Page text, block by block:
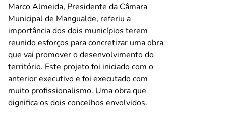
Marco Almeida, Presidente da Câmara
Municipal de Mangualde, referiu a
importância dos dois municípios terem
reunido esforços para concretizar uma obra
que vai promover o desenvolvimento do
território. Este projeto foi iniciado com o
anterior executivo e foi executado com
muito profissionalismo. Uma obra que
dignifica os dois concelhos envolvidos.